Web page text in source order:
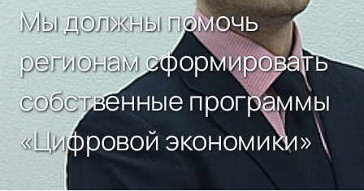
Мы должны помочь
регионам сформировать
собственные программы
«Цифровой экономики»